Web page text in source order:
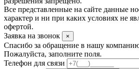
Все представленные на сайте данные
характер и ни при каких условиях не
офертой.
Заявка на звонок
×
Спасибо за обращение в нашу
Пожалуйста, заполните поля.
Телефон для связи